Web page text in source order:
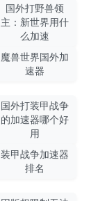
国外打野兽领
主：新世界用什
么加速
魔兽世界国外加
速器
国外打装甲战争
的加速器哪个好
用
装甲战争加速器
排名